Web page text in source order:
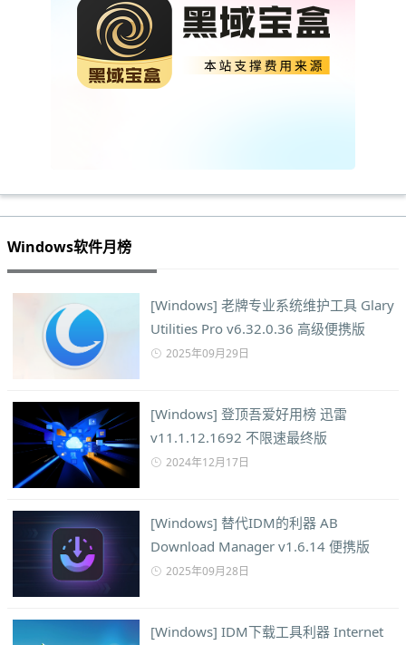
Windows软件月榜
[Windows] 老牌专业系统维护工具 Glary
Utilities Pro v6.32.0.36 高级便携版
2025年09月29日
[Windows] 登顶吾爱好用榜 迅雷
v11.1.12.1692 不限速最终版
2024年12月17日
[Windows] 替代IDM的利器 AB
Download Manager v1.6.14 便携版
2025年09月28日
[Windows] IDM下载工具利器 Internet